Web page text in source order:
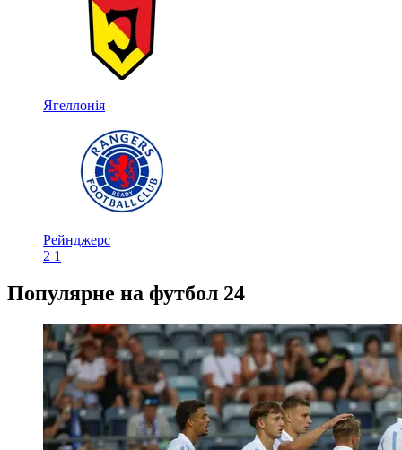
Ягеллонія
Рейнджерс
2 1
Популярне на футбол 24